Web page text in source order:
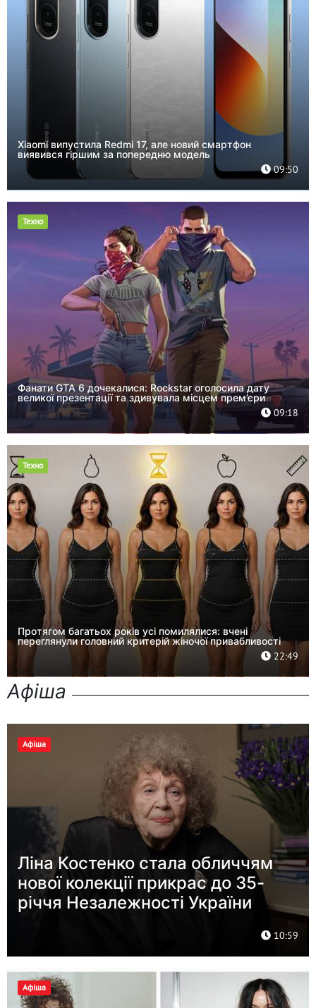
Xiaomi випустила Redmi 17, але новий смартфон
виявився гіршим за попередню модель
09:50
Техно
Фанати GTA 6 дочекалися: Rockstar оголосила дату
великої презентації та здивувала місцем прем’єри
09:18
Техно
Протягом багатьох років усі помилялися: вчені
переглянули головний критерій жіночої привабливості
22:49
Афіша
Афіша
Ліна Костенко стала обличчям
нової колекції прикрас до 35-
річчя Незалежності України
10:59
Афіша